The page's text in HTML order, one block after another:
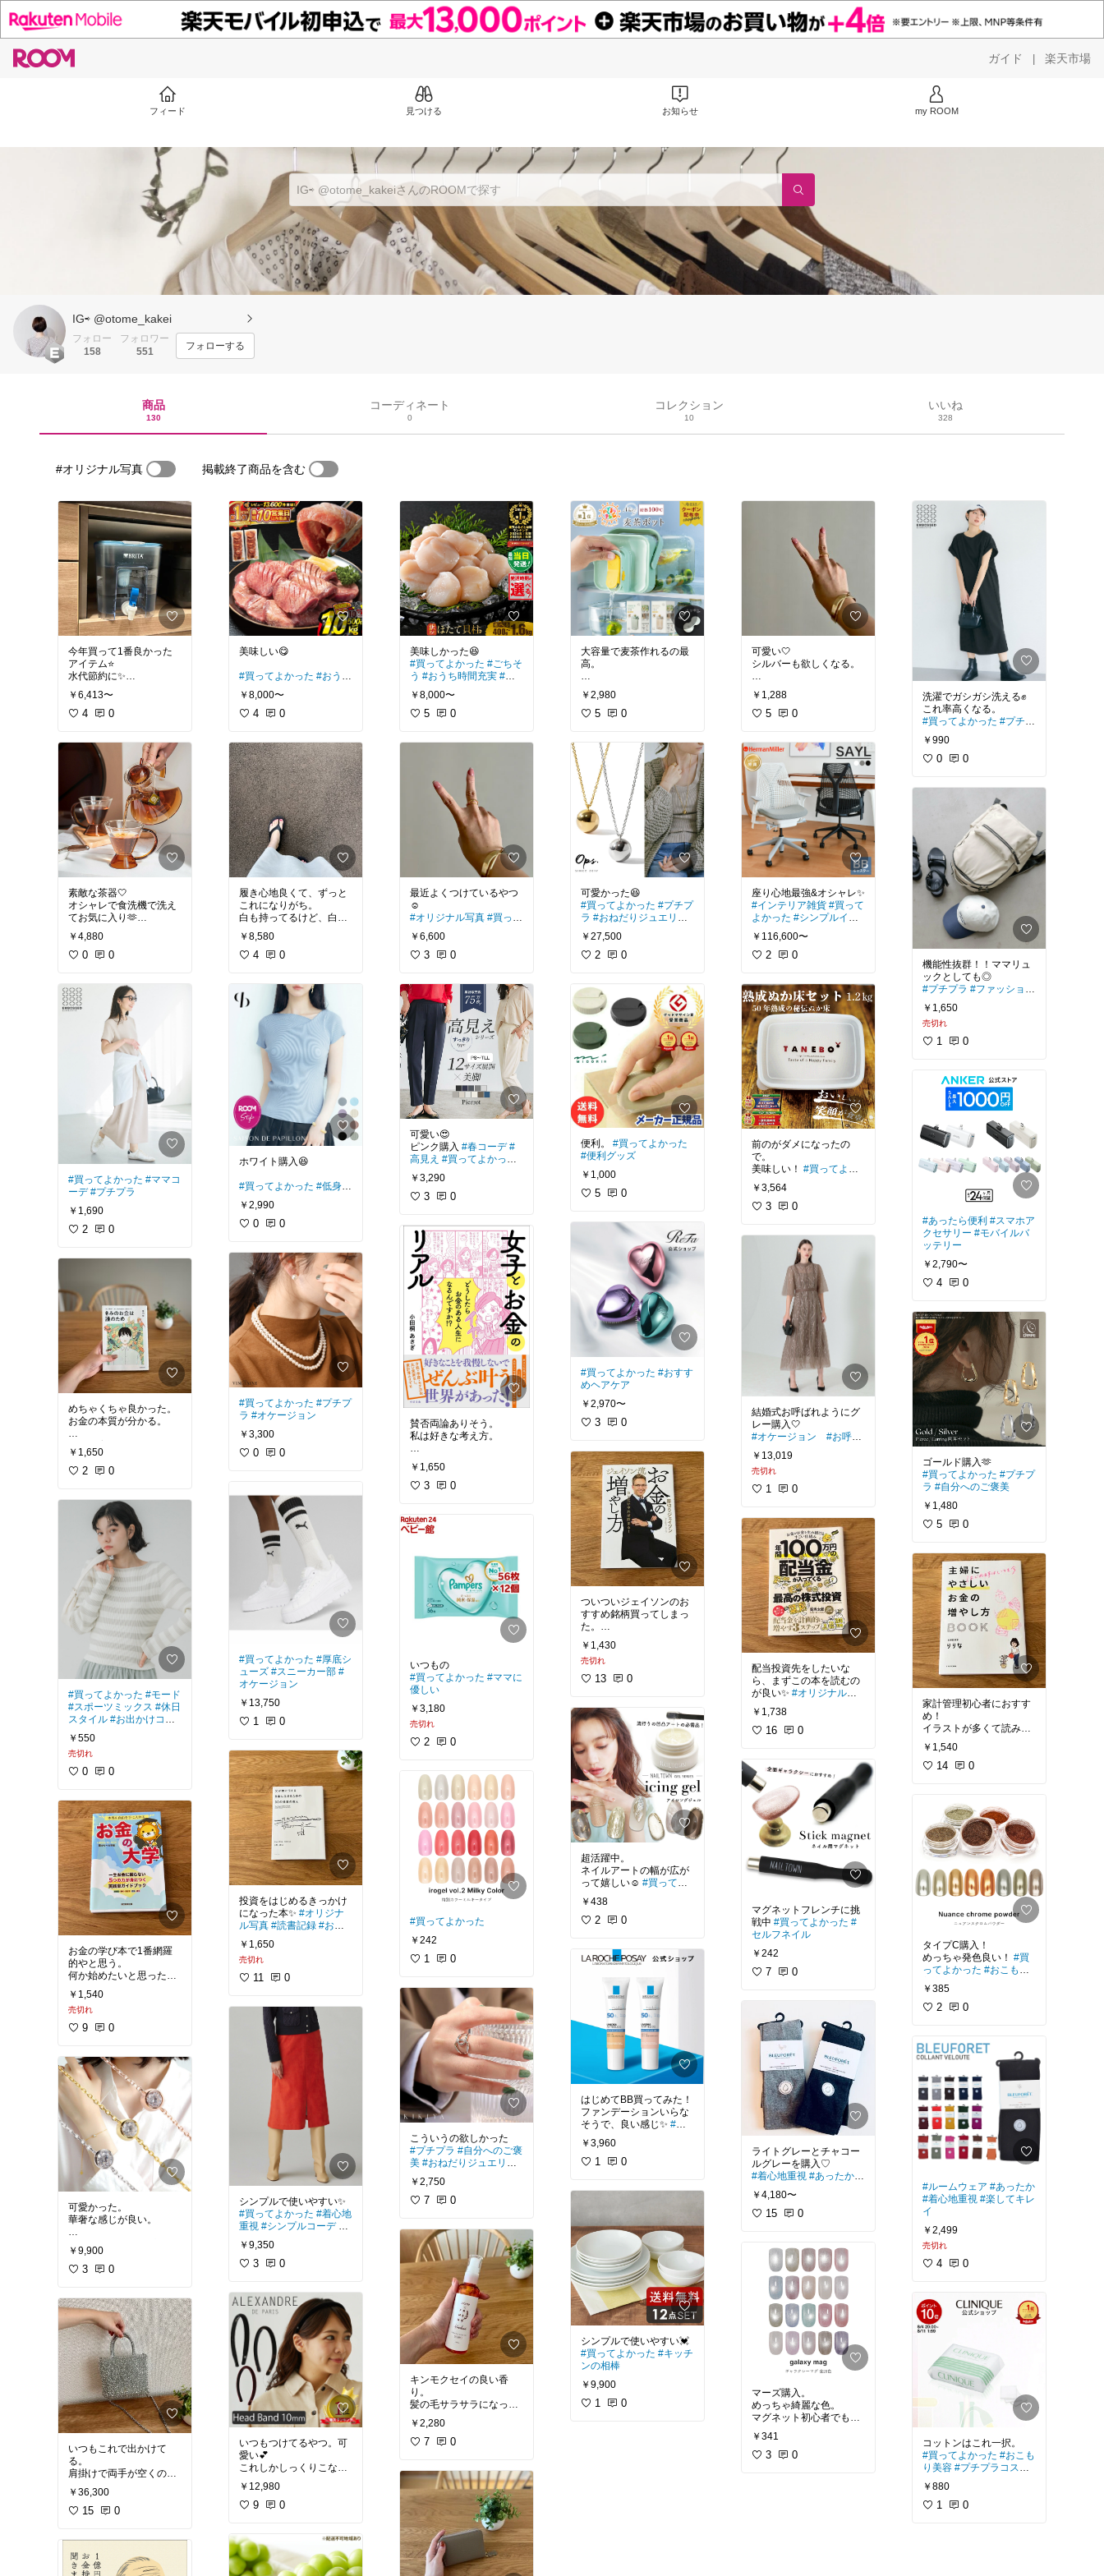
ガイド | 楽天市場
フィード 見つける お知らせ my ROOM
IG⇨ @otome_kakei
フォロー
158
フォロワー
551
フォローする
商品
130
コーディネート
0
コレクション
10
いいね
328
#オリジナル写真 掲載終了商品を含む
今年買って1番良かった
アイテム⭐️
水代節約に✨
水道水が美味しい飲み水
になる！
時間充実
#キッチン家電
#最新テクノロジー
￥6,413〜
4 0
素敵な茶器🤍
オシャレで食洗機で洗え
てお気に入り🫶
#買ってよかった
ンの相棒 #テーブルコー
￥4,880
0 0
#買ってよかった #ママコ
ーデ #プチプラ
￥1,690
2 0
めちゃくちゃ良かった。
お金の本質が分かる。
ル。#オリジナル写真
おすすめ本
￥1,650
2 0
#買ってよかった #モード
#スポーツミックス #休日
スタイル #お出かけコー
デ #プチプラ
￥550
売切れ
0 0
お金の学び本で1番網羅
的やと思う。
何か始めたいと思った
ら、まずコレ。
kindle unlimitedなら無料
で読めたから
#ベストセラー #読書記録
#オリジナル写真
￥1,540
売切れ
9 0
可愛かった。
華奢な感じが良い。
#買ってよかった
￥9,900
3 0
いつもこれで出かけて
る。
肩掛けで両手が空くの
で、子連れにはありがた
い。
愛い。
￥36,300
15 0
美味しい😋
#買ってよかった #おうち
時間充実
主 #時短料理
￥8,000〜
4 0
履き心地良くて、ずっと
これになりがち。
白も持ってるけど、白よ
り汚れ目立たないから長
#オリジナル写真
楽部
￥8,580
4 0
ホワイト購入😆
#買ってよかった #低身長
#淡色コーデ
デ
￥2,990
0 0
#買ってよかった #プチプ
ラ #オケージョン
￥3,300
0 0
#買ってよかった #厚底シ
ューズ #スニーカー部 #
オケージョン
￥13,750
1 0
投資をはじめるきっかけ
になった本✨ #オリジナ
ル写真 #読書記録 #おす
￥1,650
売切れ
11 0
#買ってよかった #着心地
重視 #シンプルコーデ #
淡色コーデ
￥9,350
3 0
いつもつけてるやつ。可
愛い💕
これしかしっくりこな
い。笑
#おねだりジュエリー
￥12,980
9 0
#買ってよかった #ごちそ
う #おうち時間充実 #ふ
るさと納税
￥8,000〜
5 0
最近よくつけているやつ
#オリジナル写真 #買って
よかった
見え
￥6,600
3 0
可愛い😍
ピンク購入 #春コーデ #
高見え #買ってよかった
#楽ちんファッション
￥3,290
3 0
賛否両論ありそう。
私は好きな考え方。
#買ってよかった
セラー #おすすめ本
の本棚
￥1,650
3 0
#買ってよかった #ママに
優しい
￥3,180
売切れ
2 0
#買ってよかった
￥242
1 0
#プチプラ #自分へのご褒
美 #おねだりジュエリー
#高見え
￥2,750
7 0
キンモクセイの良い香
り。
髪の毛サラサラになって
#オリジナル写真
よかった
￥2,280
7 0
大容量で麦茶作れるの最
高。
#買ってよかった
ンの相棒
￥2,980
5 0
#買ってよかった #プチプ
ラ #おねだりジュエリー
#オケージョン
￥27,500
2 0
便利。 #買ってよかった
#便利グッズ
￥1,000
5 0
#買ってよかった #おすす
めヘアケア
￥2,970〜
3 0
ついついジェイソンのお
すすめ銘柄買ってしまっ
た。
#おすすめ本
ー #オリジナル写真
￥1,430
売切れ
13 0
超活躍中。
ネイルアートの幅が広が
って嬉しい☺️ #買ってよ
かった
￥438
2 0
はじめてBB買ってみた！
ファンデーションいらな
そうで、良い感じ✨ #買
ってよかった
ルコスメ
￥3,960
1 0
#買ってよかった #キッチ
ンの相棒
￥9,900
1 0
可愛い🤍
シルバーも欲しくなる。
#オリジナル写真
よかった
見え
￥1,288
5 0
#インテリア雑貨 #買って
よかった #シンプルイン
テリア
￥116,600〜
2 0
前のがダメになったの
で。
美味しい！ #買ってよか
時短料理
￥3,564
3 0
結婚式お呼ばれようにグ
#オケージョン
#お呼ば
れワンピ
￥13,019
売切れ
1 0
配当投資先をしたいな
ら、まずこの本を読むの
が良い✨ #オリジナル写
真
￥1,738
16 0
マグネットフレンチに挑
戦中 #買ってよかった #
セルフネイル
￥242
7 0
ライトグレーとチャコー
#着心地重視 #あったか #
楽してキレイ
リジナル写真
￥4,180〜
15 0
マーズ購入。
めっちゃ綺麗な色。
マグネット初心者でもそ
#プチプラコスメ
よかった
￥341
3 0
洗濯でガシガシ洗える✊
#買ってよかった #プチプ
え
￥990
0 0
機能性抜群！！ママリュ
#プチプラ #ファッション
雑貨 #主役バッグ
￥1,650
売切れ
1 0
#あったら便利 #スマホア
クセサリー #モバイルバ
ッテリー
￥2,790〜
4 0
#買ってよかった #プチプ
ラ #自分へのご褒美
￥1,480
5 0
家計管理初心者におすす
め！
イラストが多くて読みや
すく、分かりやすい。
オリジナル写真
￥1,540
14 0
タイプC購入！
めっちゃ発色良い！ #買
ってよかった #おこもり
美容
￥385
2 0
#ルームウェア #あったか
#着心地重視 #楽してキレ
イ
￥2,499
売切れ
4 0
#買ってよかった #おこも
り美容 #プチプラコスメ
#保湿重視
￥880
1 0